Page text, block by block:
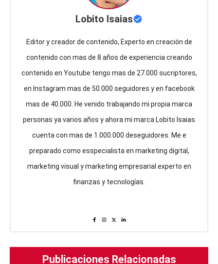
Lobito Isaias
Editor y creador de contenido, Experto en creación de
contenido con mas de 8 años de experiencia creando
contenido en Youtube tengo mas de 27.000 sucriptores,
en Instagram mas de 50.000 seguidores y en facebook
mas de 40.000. He venido trabajando mi propia marca
personas ya varios años y ahora mi marca Lobito Isaias
cuenta con mas de 1.000.000 deseguidores. Me e
preparado como esspecialista en marketing digital,
marketing visual y marketing empresarial experto en
finanzas y tecnologías.
Publicaciones Relacionadas